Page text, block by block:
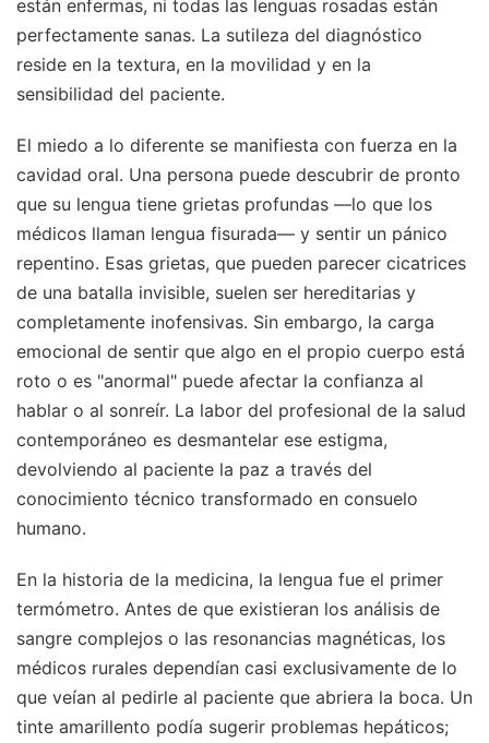
están enfermas, ni todas las lenguas rosadas están
perfectamente sanas. La sutileza del diagnóstico
reside en la textura, en la movilidad y en la
sensibilidad del paciente.
El miedo a lo diferente se manifiesta con fuerza en la
cavidad oral. Una persona puede descubrir de pronto
que su lengua tiene grietas profundas —lo que los
médicos llaman lengua fisurada— y sentir un pánico
repentino. Esas grietas, que pueden parecer cicatrices
de una batalla invisible, suelen ser hereditarias y
completamente inofensivas. Sin embargo, la carga
emocional de sentir que algo en el propio cuerpo está
roto o es "anormal" puede afectar la confianza al
hablar o al sonreír. La labor del profesional de la salud
contemporáneo es desmantelar ese estigma,
devolviendo al paciente la paz a través del
conocimiento técnico transformado en consuelo
humano.
En la historia de la medicina, la lengua fue el primer
termómetro. Antes de que existieran los análisis de
sangre complejos o las resonancias magnéticas, los
médicos rurales dependían casi exclusivamente de lo
que veían al pedirle al paciente que abriera la boca. Un
tinte amarillento podía sugerir problemas hepáticos;